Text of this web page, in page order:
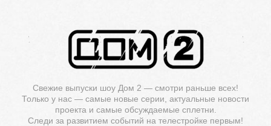
Свежие выпуски шоу Дом 2 — смотри раньше всех!
Только у нас — самые новые серии, актуальные новости
проекта и самые обсуждаемые сплетни.
Следи за развитием событий на телестройке первым!